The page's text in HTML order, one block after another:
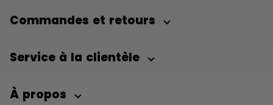
Commandes et retours
Service à la clientèle
À propos